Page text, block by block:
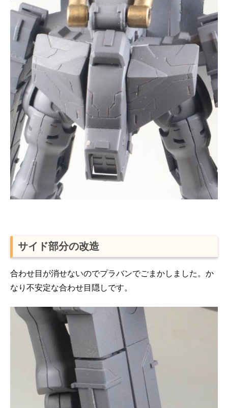
サイド部分の改造
合わせ目が消せないのでプラバンでごまかしました。か
なり不安定な合わせ目隠しです。